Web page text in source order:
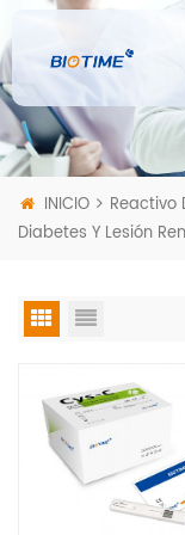
INICIO Reactivo
Diabetes Y Lesión